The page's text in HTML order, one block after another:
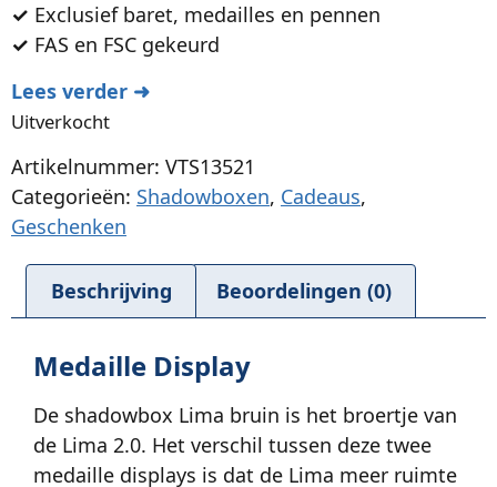
✓ Exclusief baret, medailles en pennen
✓ FAS en FSC gekeurd
Lees verder ➜
Uitverkocht
Artikelnummer: VTS13521
Categorieën: Shadowboxen, Cadeaus,
Geschenken
Beschrijving Beoordelingen (0)
Medaille Display
De shadowbox Lima bruin is het broertje van
de Lima 2.0. Het verschil tussen deze twee
medaille displays is dat de Lima meer ruimte